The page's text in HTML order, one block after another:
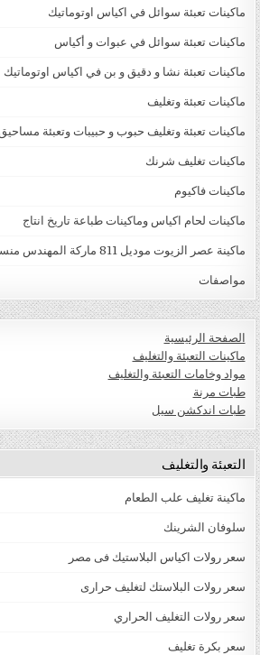
ماكينات تعبئة سوائل في اكياس اوتوماتيك
ماكينات تعبئة سوائل في عبوات و أكياس
ماكينات تعبئة نشا و دقيق و بن في اكياس اوتوماتيك
ماكينات تعبئة وتغليف
ماكينات تعبئة وتغليف حبوب و حبيبات وتعبئة
ماكينات تغليف شرنك
ماكينات فاكيوم
ماكينات لحام اكياس وماكينات طباعة تاريخ انتاج
ماكينة عصر الزيوت موديل 811 ماركة المهندس منسي
مواصفات
الصفحة الرئيسية
ماكينات التعبئة والتغليف
مواد وخامات التعبئة والتغليف
طبات مرنة
طبات اندكشن سيل
التعبئة والتغليف
ماكينة تغليف علب الطعام
سلوفان الشرينك
سعر رولات اكياس البلاستيك فى مصر
سعر رولات البلاستك لتغليف حرارى
سعر رولات التغليف الحراري
سعر بكرة تغليف